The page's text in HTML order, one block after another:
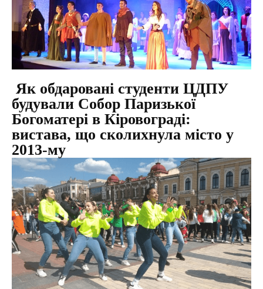
Як обдаровані студенти ЦДПУ
будували Собор Паризької
Богоматері в Кіровограді:
вистава, що сколихнула місто у
2013-му